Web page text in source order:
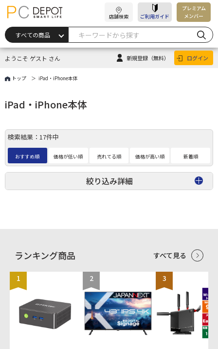
店舗検索 ご利用ガイド
プレミアム
メンバー
ようこそ ゲスト さん 新規登録 （無料） ログイン
トップ iPad・iPhone本体
iPad・iPhone本体
絞り込み詳細
検索結果：17件中
おすすめ順 価格が低い順 売れてる順 価格が高い順 新着順
ランキング商品 すべて見る
1 2 3